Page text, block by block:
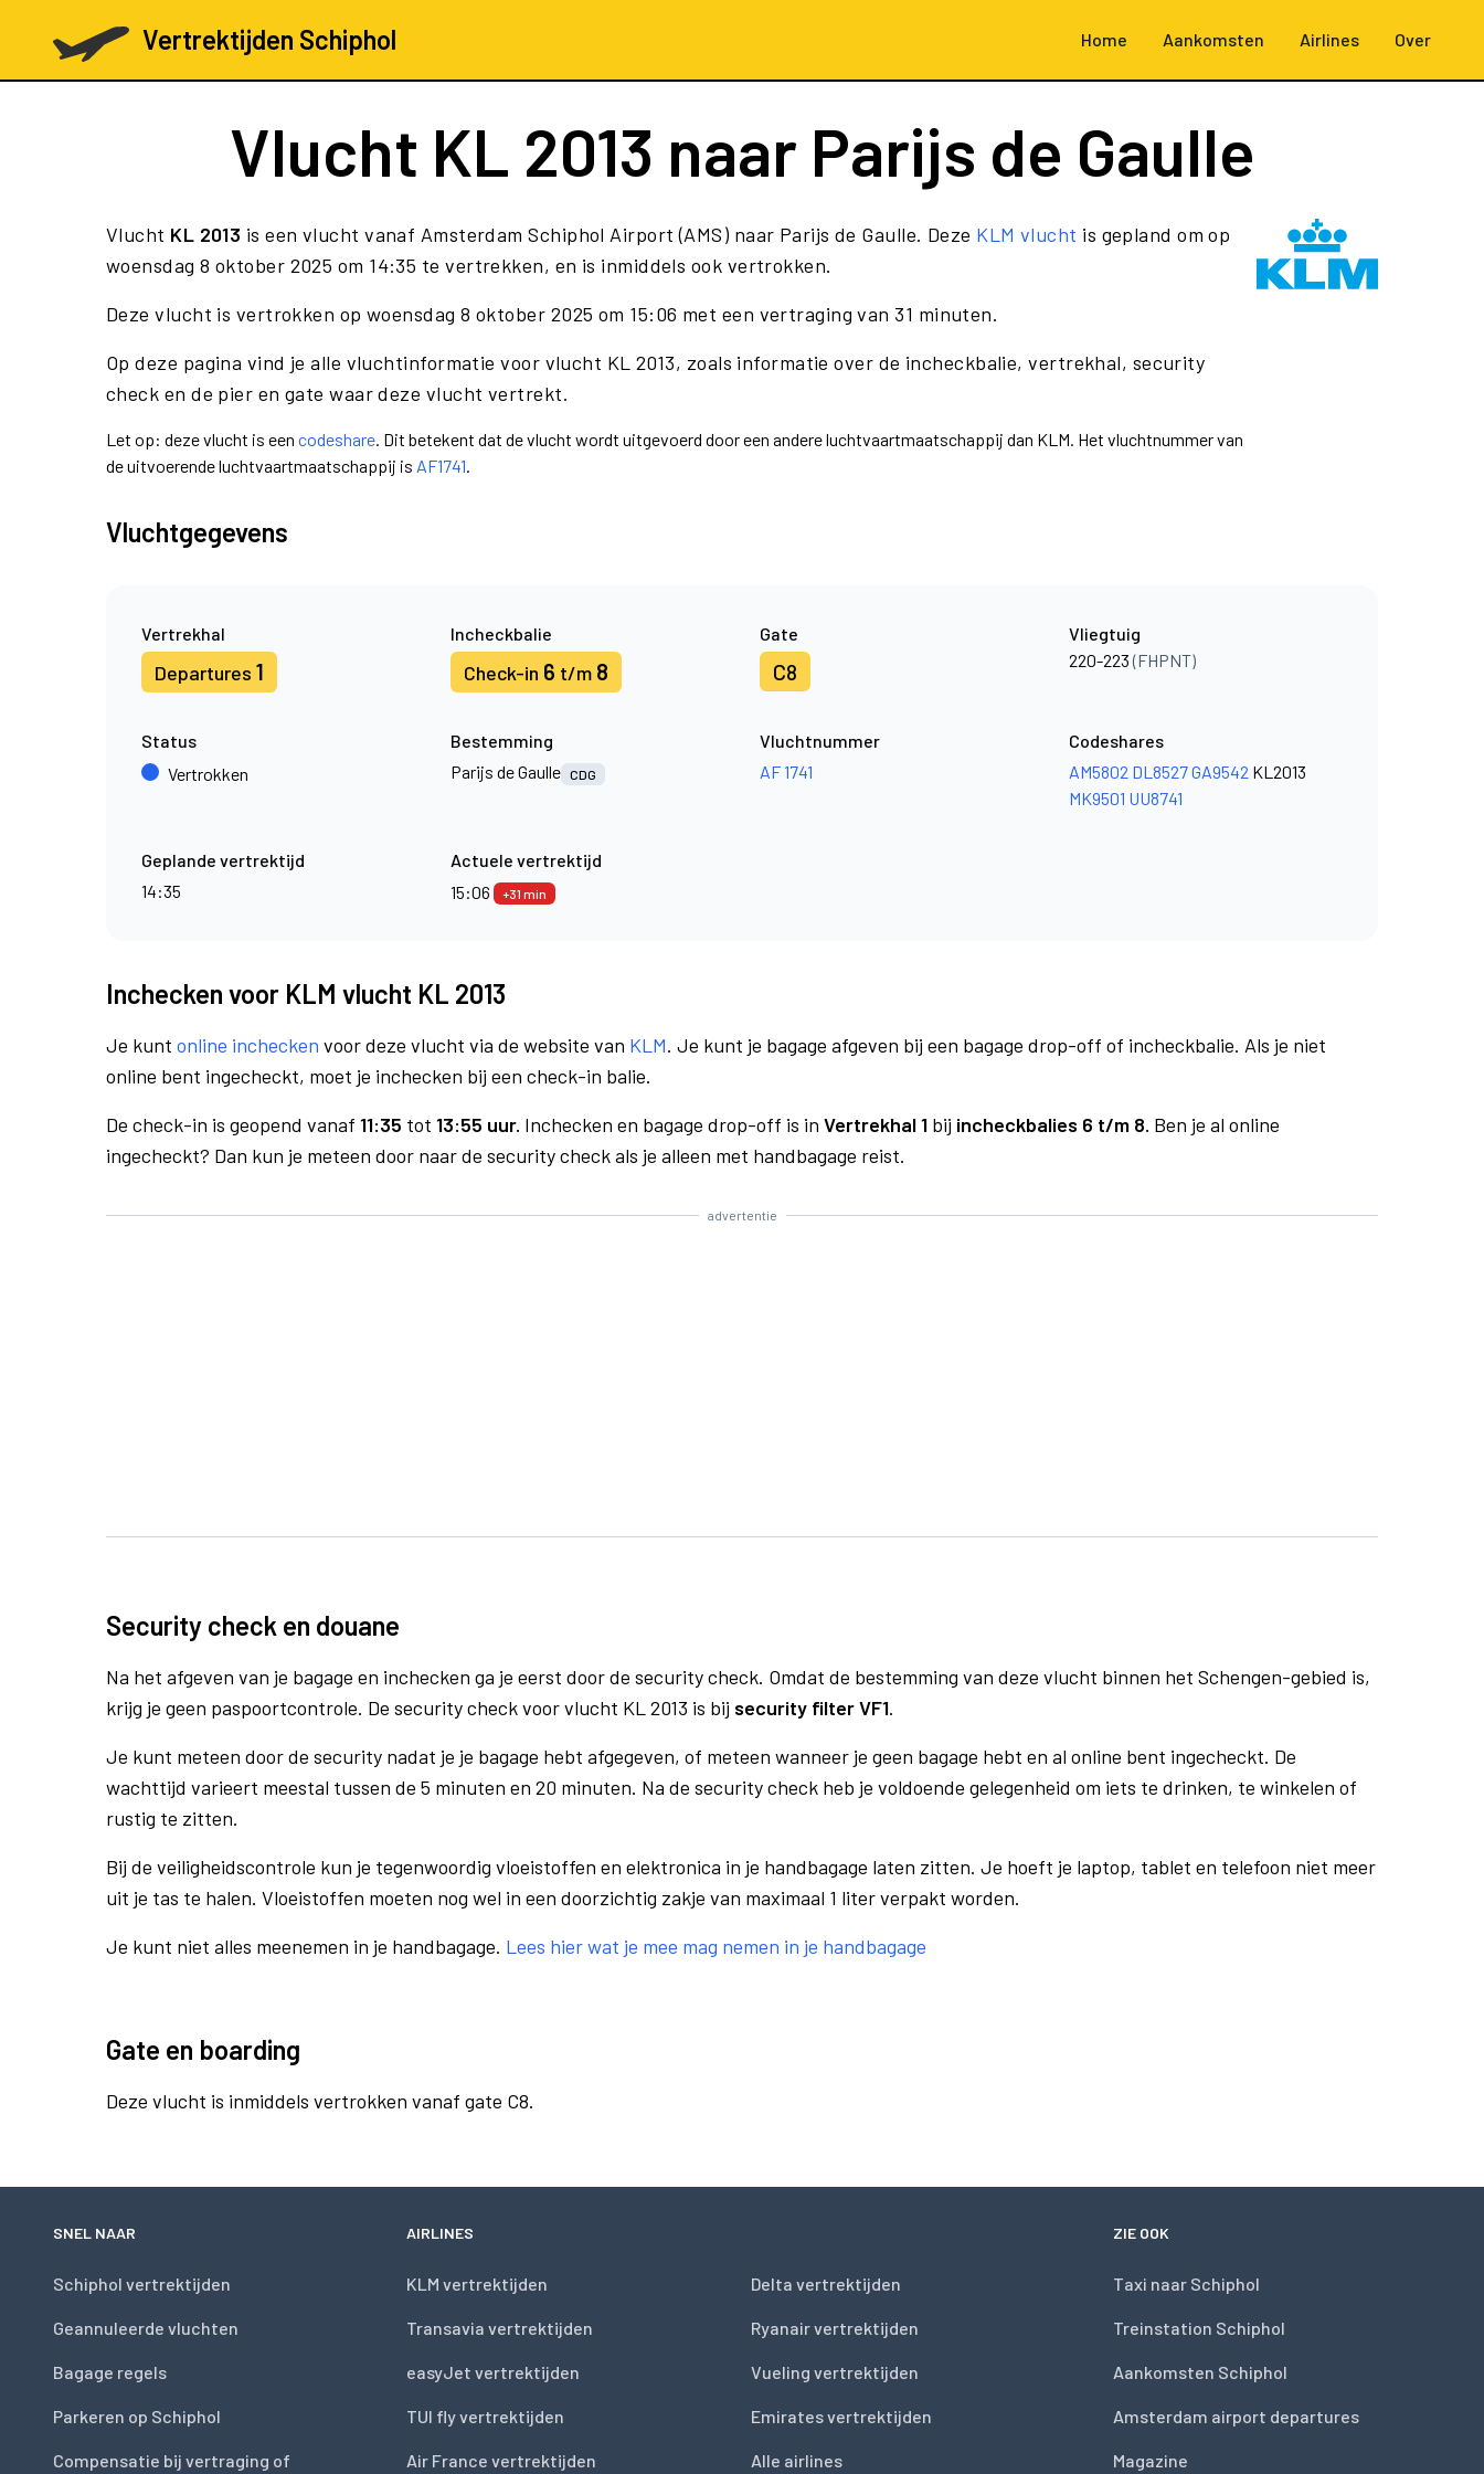
Vertrektijden Schiphol Home Aankomsten Airlines Over
Vlucht KL 2013 naar Parijs de Gaulle
Vlucht KL 2013 is een vlucht vanaf Amsterdam Schiphol Airport (AMS) naar Parijs de Gaulle. Deze KLM vlucht is gepland om op
woensdag 8 oktober 2025 om 14:35 te vertrekken, en is inmiddels ook vertrokken.
Deze vlucht is vertrokken op woensdag 8 oktober 2025 om 15:06 met een vertraging van 31 minuten.
Op deze pagina vind je alle vluchtinformatie voor vlucht KL 2013, zoals informatie over de incheckbalie, vertrekhal, security
check en de pier en gate waar deze vlucht vertrekt.
Let op: deze vlucht is een codeshare. Dit betekent dat de vlucht wordt uitgevoerd door een andere luchtvaartmaatschappij dan KLM. Het vluchtnummer van
de uitvoerende luchtvaartmaatschappij is AF1741.
Vluchtgegevens
Vertrekhal
Departures 1
Incheckbalie
Check-in 6 t/m 8
Gate
C8
Vliegtuig
220-223(FHPNT)
Status
Vertrokken
Bestemming
Parijs de Gaulle CDG
Vluchtnummer
AF 1741
Codeshares
AM5802 DL8527GA9542 KL2013
MK9501 UU8741
Geplande vertrektijd
14:35
Actuele vertrektijd
15:06
+31 min
Inchecken voor KLM vlucht KL 2013
Je kunt online inchecken voor deze vlucht via de website van KLM. Je kunt je bagage afgeven bij een bagage drop-off of incheckbalie. Als je niet
online bent ingecheckt, moet je inchecken bij een check-in balie.
De check-in is geopend vanaf 11:35 tot 13:55 uur. Inchecken en bagage drop-off is in Vertrekhal 1 bij incheckbalies 6 t/m 8. Ben je al online
ingecheckt? Dan kun je meteen door naar de security check als je alleen met handbagage reist.
advertentie
Security check en douane
Na het afgeven van je bagage en inchecken ga je eerst door de security check. Omdat de bestemming van deze vlucht binnen het Schengen-gebied is,
krijg je geen paspoortcontrole. De security check voor vlucht KL 2013 is bij security filter VF1.
Je kunt meteen door de security nadat je je bagage hebt afgegeven, of meteen wanneer je geen bagage hebt en al online bent ingecheckt. De
wachttijd varieert meestal tussen de 5 minuten en 20 minuten. Na de security check heb je voldoende gelegenheid om iets te drinken, te winkelen of
rustig te zitten.
Bij de veiligheidscontrole kun je tegenwoordig vloeistoffen en elektronica in je handbagage laten zitten. Je hoeft je laptop, tablet en telefoon niet meer
uit je tas te halen. Vloeistoffen moeten nog wel in een doorzichtig zakje van maximaal 1 liter verpakt worden.
Je kunt niet alles meenemen in je handbagage. Lees hier wat je mee mag nemen in je handbagage
Gate en boarding
Deze vlucht is inmiddels vertrokken vanaf gate C8.
SNEL NAAR
Schiphol vertrektijden
Geannuleerde vluchten
Bagage regels
Parkeren op Schiphol
Compensatie bij vertraging of
AIRLINES
KLM vertrektijden
Transavia vertrektijden
easyJet vertrektijden
TUI fly vertrektijden
Air France vertrektijden
Delta vertrektijden
Ryanair vertrektijden
Vueling vertrektijden
Emirates vertrektijden
Alle airlines
ZIE OOK
Taxi naar Schiphol
Treinstation Schiphol
Aankomsten Schiphol
Amsterdam airport departures
Magazine